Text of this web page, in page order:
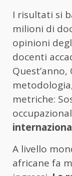
I risultati si
milioni di
opinioni
docenti
metriche:
A livello
africane fa